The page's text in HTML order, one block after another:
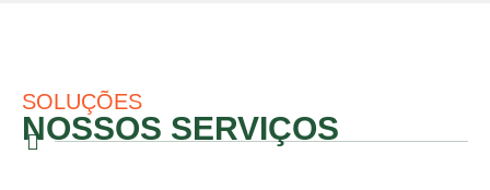
SOLUÇÕES
NOSSOS SERVIÇOS